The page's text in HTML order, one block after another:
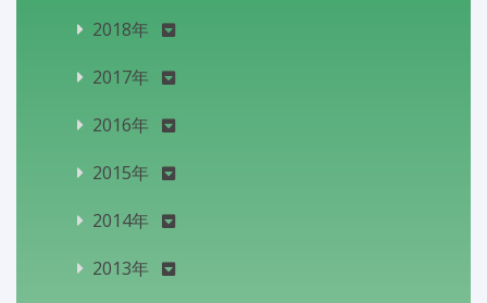
2018年
2017年
2016年
2015年
2014年
2013年